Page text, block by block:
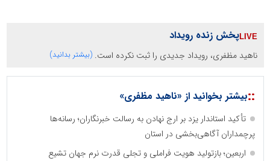
پخش زنده رویداد
ناهید مظفری، رویداد جدیدی را ثبت نکرده است. (بیشتر بدانید)
::بیشتر بخوانید از «ناهید مظفری»
تأکید استاندار یزد بر ارج نهادن به رسالت خبرنگاران؛ رسانه‌ها
پرچمداران آگاهی‌بخشی در استان
اربعین؛ بازتولید هویت فراملی و تجلی قدرت نرم جهان تشیع